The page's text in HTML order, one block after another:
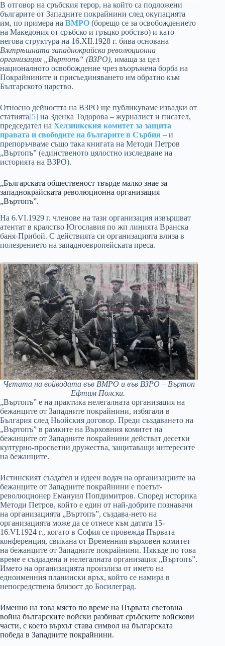
В отговор на сръбския терор, на който са подложени
българите от Западните покрайнини след окупацията
им, по примера на ВМРО (борещо се за освобождението
на Македония от сръбско и гръцко робство) и като
негова структура на 16.ХІІ.1928 г. бива основана
Вѫтрѣшната западнокрайска революционна
организация „Въртопъ“ (ВЗРО), имаща за цел
националното освобождение чрез въоръжена борба на
Покрайнините и присъединяването им обратно към
Българското царство.
Относно дейността на ВЗРО ще публикуваме извадки от
статията[5] на Зденка Тодорова – журналист и писател,
председател на Хелзинкския комитет за защита
правата и свободите на българите в Сърбия – и
препоръчваме също така книгата на Методи Петров
„Въртопъ” (единственото цялостно изследване на
историята на ВЗРО).
„Българската общественост твърде малко знае за
западнокрайската революционна организация
„Въртопъ”.
На 6.VІ.1929 г. членове на тази организация извършват
атентат в кралство Югославия по жп линията Вранска
баня-Прибой. С действията си организацията влиза в
полезрението на западноевропейската преса.
Четата на войводата във ВМРО и във ВЗРО – Въртоп
Ефтим Полски.
„Въртопъ” е на практика нелегалната организация на
бежанците от Западните покрайнини, избягали в
България след Ньойския договор. Преди създаването на
„Въртопъ” в рамките на Върховния комитет на
бежанците от Западните покрайнини действат десетки
културно-просветни дружества, защитаващи интересите
на бежанците.
Истинският създател и идеен водач на организациите на
бежанците от Западните покрайнини е поетът-
революционер Емануил Попдимитров. Според историка
Методи Петров, който е един от най-добрите познавачи
на организацията „Въртопъ”, създава-нето на
организацията може да се отнесе към датата 15-
16.VІ.1924 г., когато в София се провежда Първата
конференция, свикана от Временния върховен комитет
на бежанците от Западните покрайнини. Някъде по това
време е създадена и нелегалната организация „Въртопъ”.
Името на организацията произлиза от името на
едноименния планински връх, който се намира в
непосредствена близост до Босилеград.
Именно на това място по време на Първата световна
война българските войски разбиват сръбските войскови
части, с което върхът става символ на българската
победа в Западните покрайнини.